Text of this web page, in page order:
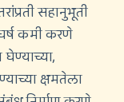
सहानुभूती
कमी करणे
क्षमतेला